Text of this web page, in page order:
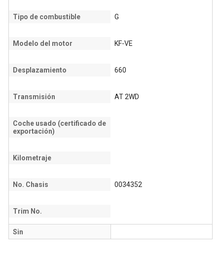
Tipo de combustible G
Modelo del motor KF-VE
Desplazamiento 660
Transmisión AT 2WD
Coche usado (certificado de
exportación)
Kilometraje
No. Chasis 0034352
Trim No.
Sin